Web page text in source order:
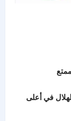
في أعلى